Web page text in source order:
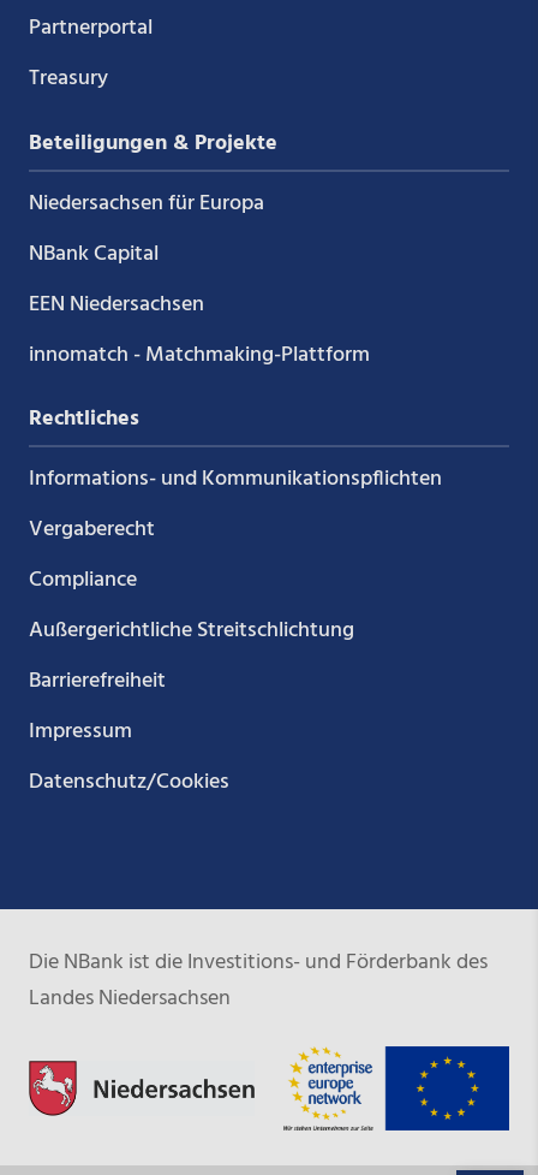
Partnerportal
Treasury
Beteiligungen & Projekte
Niedersachsen für Europa
NBank Capital
EEN Niedersachsen
innomatch - Matchmaking-Plattform
Rechtliches
Informations- und Kommunikations­pflichten
Vergaberecht
Compliance
Außergerichtliche Streitschlichtung
Barrierefreiheit
Impressum
Datenschutz/Cookies
Die NBank ist die Investitions- und Förderbank des
Landes Niedersachsen